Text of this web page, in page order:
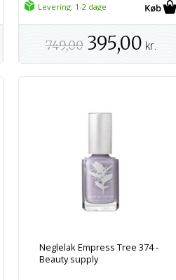
Levering: 1-2 dage
749,00 395,00 kr.
Neglelak Empress Tree 374 -
Beauty supply